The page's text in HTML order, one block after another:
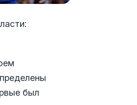
был